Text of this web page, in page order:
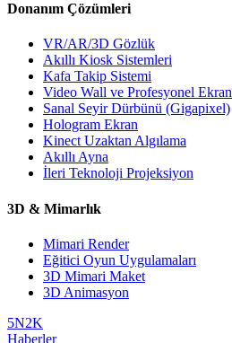
Donanım Çözümleri
VR/AR/3D Gözlük
Akıllı Kiosk Sistemleri
Kafa Takip Sistemi
Video Wall ve Profesyonel Ekran
Sanal Seyir Dürbünü (Gigapixel)
Hologram Ekran
Kinect Uzaktan Algılama
Akıllı Ayna
İleri Teknoloji Projeksiyon
3D & Mimarlık
Mimari Render
Eğitici Oyun Uygulamaları
3D Mimari Maket
3D Animasyon
5N2K
Haberler